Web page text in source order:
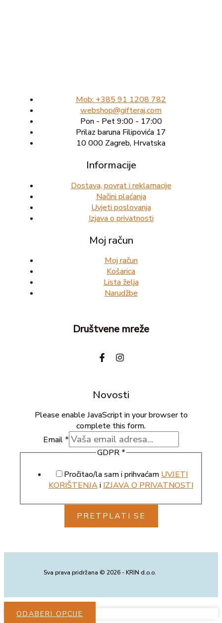
Mob: +385 91 1208 782
webshop@gifteraj.com
Pon - Pet 9:00 - 17:00
Prilaz baruna Filipovića 17
10 000 Zagreb, Hrvatska
Informacije
Dostava, povrat i reklamacije
Načini plaćanja
Uvjeti poslovanja
Izjava o privatnosti
Moj račun
Moj račun
Košarica
Lista želja
Narudžbe
Društvene mreže
Novosti
Please enable JavaScript in your browser to
complete this form.
Email *
GDPR *
Pročitao/la sam i prihvaćam UVJETI
KORIŠTENJAi IZJAVA O PRIVATNOSTI
PRETPLATI SE
Sva prava pridržana © 2026 - KRIN d.o.o.
ODABERI OPCIJE